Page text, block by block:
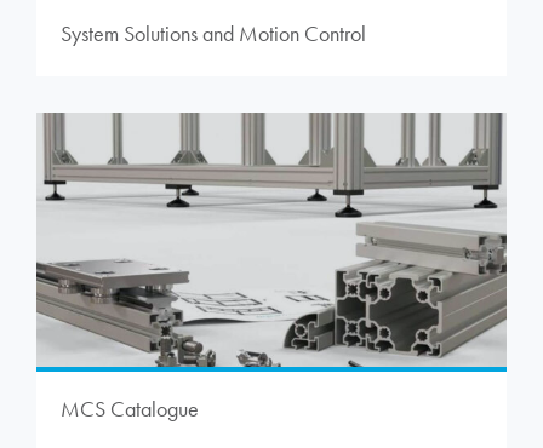
System Solutions and Motion Control
MCS Catalogue